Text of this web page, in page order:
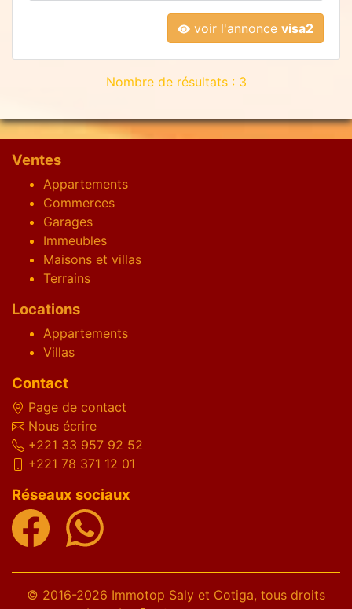
voir l'annonce visa2
Nombre de résultats : 3
Ventes
Appartements
Commerces
Garages
Immeubles
Maisons et villas
Terrains
Locations
Appartements
Villas
Contact
Page de contact
Nous écrire
+221 33 957 92 52
+221 78 371 12 01
Réseaux sociaux
© 2016-2026 Immotop Saly et Cotiga, tous droits